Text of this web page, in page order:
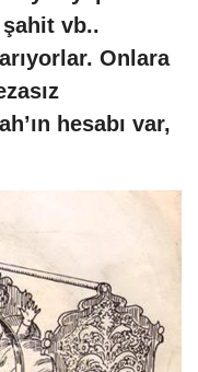
şahit vb..
Onlara
hesabı var,